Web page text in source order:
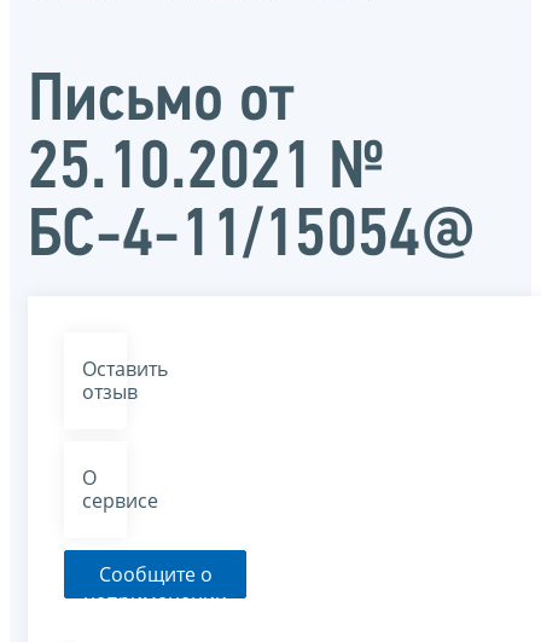
Письмо от
25.10.2021 №
БС-4-11/15054@
Оставить
отзыв
О
сервисе
Сообщите о
неприменении